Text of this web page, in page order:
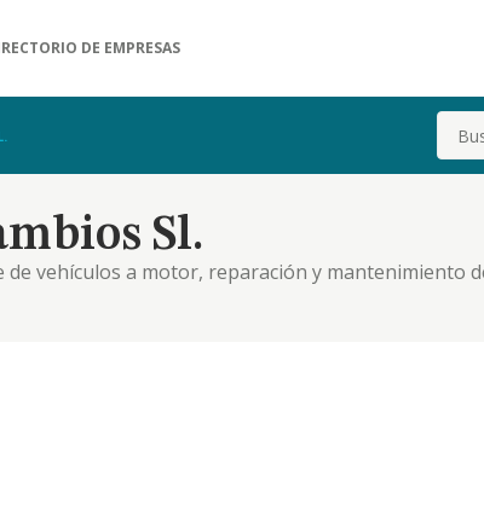
DE EMPRESAS
Buscar
Sl.
de vehículos a motor, reparación y mantenimiento